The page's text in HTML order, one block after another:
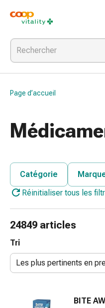
Médicaments
et
santé
Grippe
et
Refroidissement
Médicaments
grippe
le
de
Toux
et
Page d’accueil
Catégorie
Réinitialiser tous les
24849 articles
Tri
Les plus pertinents en
BITE